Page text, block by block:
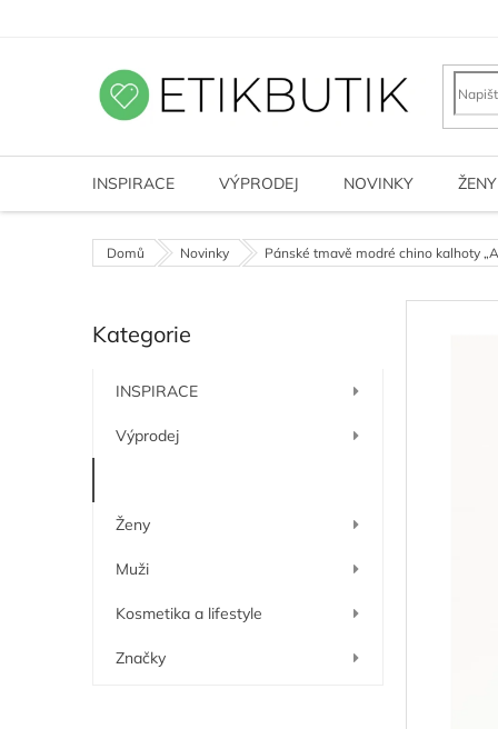
INSPIRACE VÝPRODEJ NOVINKY ŽENY
Domů Novinky Pánské tmavě modré chino kalhoty
o
n
í
Přeskočit
kategorie
Kategorie
INSPIRACE
Výprodej
Ženy
Muži
Kosmetika a lifestyle
Značky